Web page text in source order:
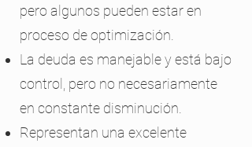
pero algunos pueden estar en
proceso de optimización.
La deuda es manejable y está bajo
control, pero no necesariamente
en constante disminución.
Representan una excelente